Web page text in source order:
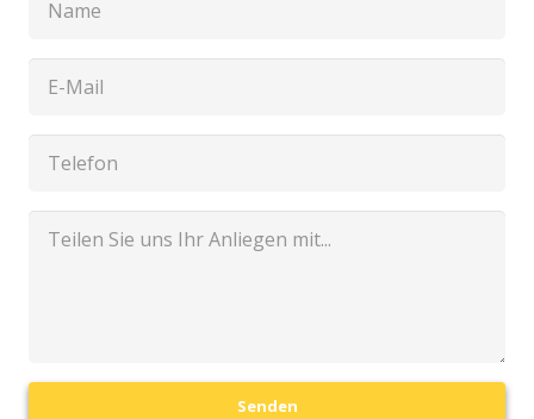
Senden